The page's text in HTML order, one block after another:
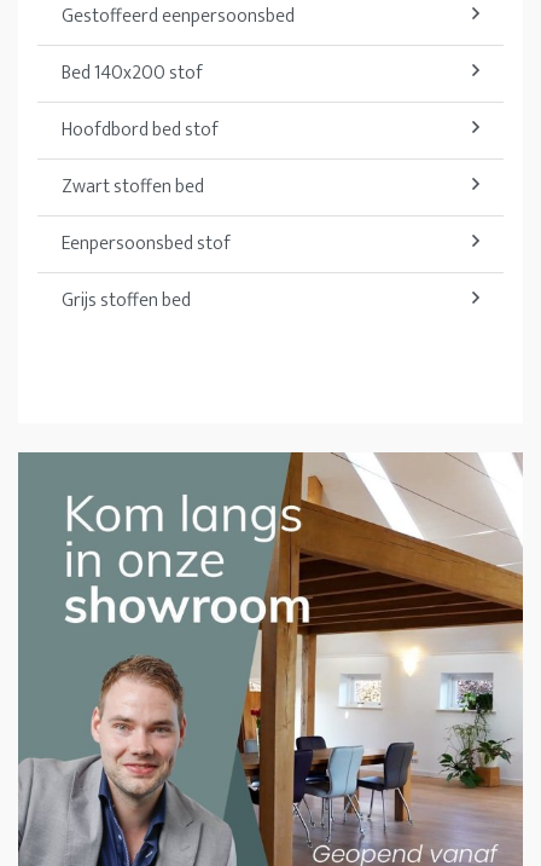
Gestoffeerd eenpersoonsbed
Bed 140x200 stof
Hoofdbord bed stof
Zwart stoffen bed
Eenpersoonsbed stof
Grijs stoffen bed